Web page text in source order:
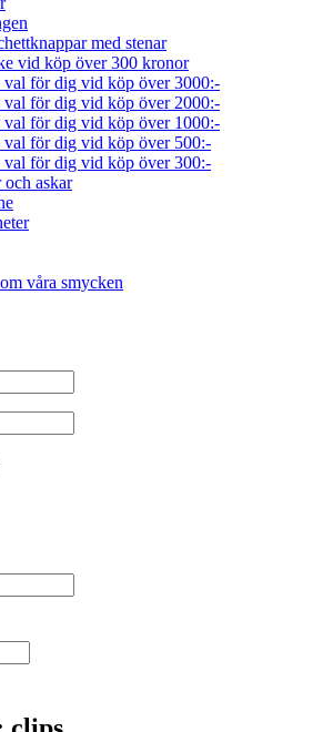
med stenar
vid köp över 300 kronor
val för dig vid köp över 3000:-
val för dig vid köp över 2000:-
val för dig vid köp över 1000:-
val för dig vid köp över 500:-
val för dig vid köp över 300:-
och askar
våra smycken